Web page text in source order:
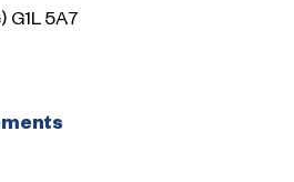
G1L 5A7